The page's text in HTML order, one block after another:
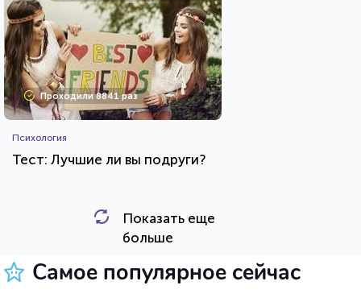
Проходили 8841 раз
Психология
Тест: Лучшие ли вы подруги?
HTML - код
Показать еще
больше
Самое популярное сейчас